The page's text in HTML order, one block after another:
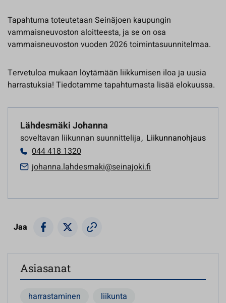
Tapahtuma toteutetaan Seinäjoen kaupungin
vammaisneuvoston aloitteesta, ja se on osa
vammaisneuvoston vuoden 2026 toimintasuunnitelmaa.
Tervetuloa mukaan löytämään liikkumisen iloa ja uusia
harrastuksia! Tiedotamme tapahtumasta lisää elokuussa.
Lähdesmäki Johanna
soveltavan liikunnan suunnittelija, Liikunnanohjaus
044 418 1320
johanna.lahdesmaki@seinajoki.fi
Jaa
Asiasanat
harrastaminen
liikunta